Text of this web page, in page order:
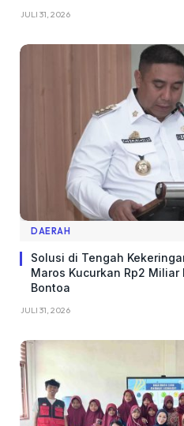
JULI 31, 2026
DAERAH
Solusi di Tengah
Maros Kucurkan Rp2
Bontoa
JULI 31, 2026